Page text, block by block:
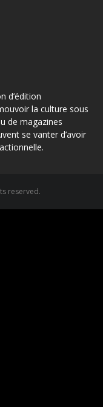
d’édition
la culture sous
de magazines
se vanter d’avoir
reserved.